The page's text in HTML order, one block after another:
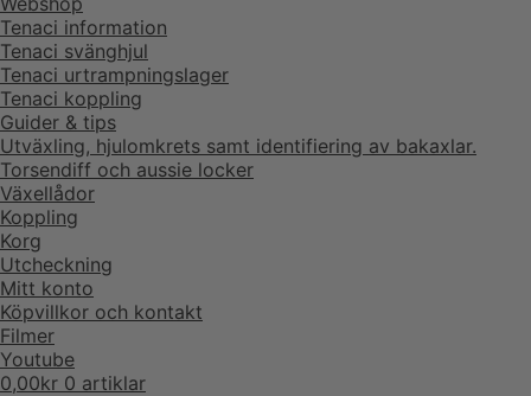
Tenaci information
Tenaci svänghjul
Tenaci urtrampningslager
Tenaci koppling
Guider & tips
Utväxling, hjulomkrets samt identifiering av bakaxlar.
Torsendiff och aussie locker
Växellådor
Koppling
Korg
Utcheckning
Mitt konto
Köpvillkor och kontakt
Filmer
Youtube
0,00kr 0 artiklar